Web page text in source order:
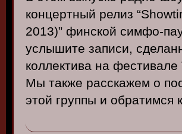
концертный релиз
2013)” финской симфо-
услышите записи,
коллектива на
Мы также расскажем о
этой группы и обратимся